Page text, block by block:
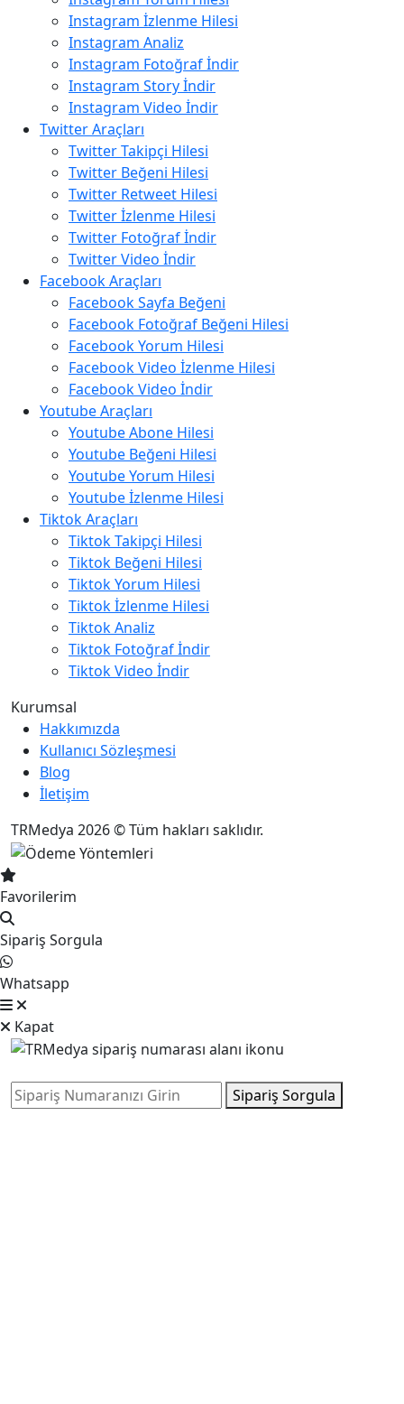
Instagram İzlenme Hilesi
Instagram Analiz
Instagram Fotoğraf İndir
Instagram Story İndir
Instagram Video İndir
Twitter Araçları
Twitter Takipçi Hilesi
Twitter Beğeni Hilesi
Twitter Retweet Hilesi
Twitter İzlenme Hilesi
Twitter Fotoğraf İndir
Twitter Video İndir
Facebook Araçları
Facebook Sayfa Beğeni
Facebook Fotoğraf Beğeni Hilesi
Facebook Yorum Hilesi
Facebook Video İzlenme Hilesi
Facebook Video İndir
Youtube Araçları
Youtube Abone Hilesi
Youtube Beğeni Hilesi
Youtube Yorum Hilesi
Youtube İzlenme Hilesi
Tiktok Araçları
Tiktok Takipçi Hilesi
Tiktok Beğeni Hilesi
Tiktok Yorum Hilesi
Tiktok İzlenme Hilesi
Tiktok Analiz
Tiktok Fotoğraf İndir
Tiktok Video İndir
Kurumsal
Hakkımızda
Kullanıcı Sözleşmesi
Blog
İletişim
TRMedya 2026 © Tüm hakları saklıdır.
Favorilerim
Sipariş Sorgula
Whatsapp
Kapat
Sipariş Sorgula